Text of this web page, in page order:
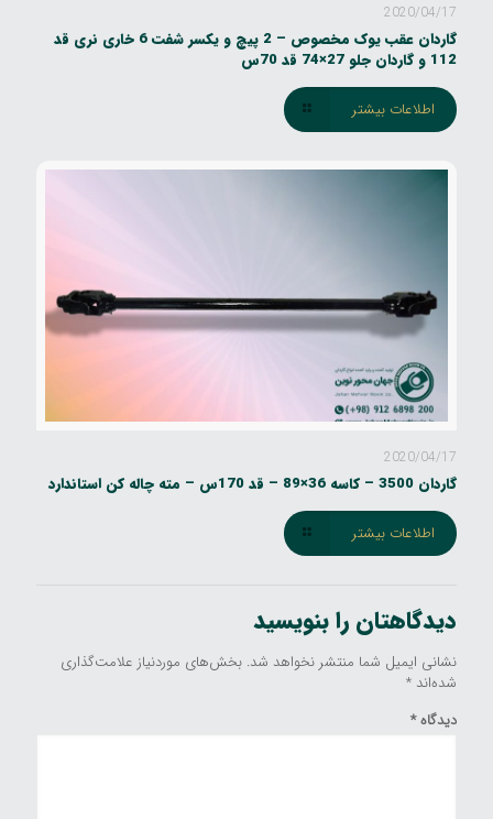
2020/04/17
گاردان عقب یوک مخصوص – 2 پیچ و یکسر شفت 6 خاری نری قد
112 و گاردان جلو 27×74 قد 70س
اطلاعات بیشتر
2020/04/17
گاردان 3500 – کاسه 36×89 – قد 170س – مته چاله کن استاندارد
اطلاعات بیشتر
دیدگاهتان را بنویسید
نشانی ایمیل شما منتشر نخواهد شد. بخش‌های موردنیاز علامت‌گذاری
شده‌اند *
دیدگاه*